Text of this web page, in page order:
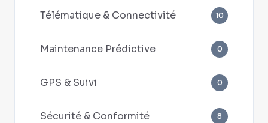
Télématique & Connectivité 10
Maintenance Prédictive 0
GPS & Suivi 0
Sécurité & Conformité 8